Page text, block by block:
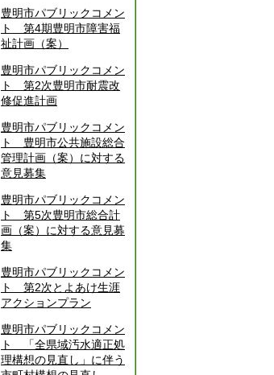
豊明市パブリックコメン
ト 第4期豊明市障害福
祉計画（案）
豊明市パブリックコメン
ト 第2次豊明市耐震改
修促進計画
豊明市パブリックコメン
ト 豊明市公共施設総合
管理計画（案）に対する
意見募集
豊明市パブリックコメン
ト 第5次豊明市総合計
画（案）に対する意見募
集
豊明市パブリックコメン
ト 第2次とよあけ生涯
アクションプラン
豊明市パブリックコメン
ト 「全県域汚水適正処
理構想の見直し」に伴う